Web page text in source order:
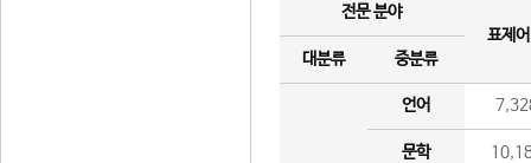
전문 분야
표제
대분류
중분류
언어
문학